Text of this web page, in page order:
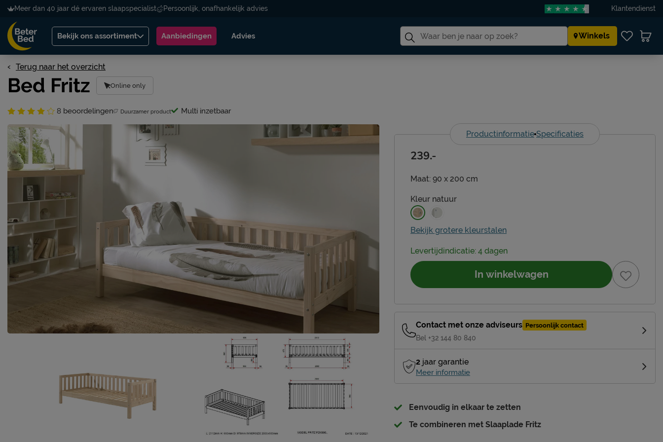
Meer dan 40 jaar dé ervaren slaapspecialist Persoonlijk, onafhankelijk advies Klantendienst
Bekijk ons assortiment Aanbiedingen Advies Winkels
Terug naar het overzicht
Bed Fritz Online only
8 beoordelingen Duurzamer product Multi inzetbaar
Productinformatie Specificaties
Maat: 90 x 200 cm
Kleur natuur
Bekijk grotere kleurstalen
239.-
Levertijdindicatie: 4 dagen
In winkelwagen
Contact met onze adviseurs Persoonlijk contact
Bel +32 144 80 840
2 jaar garantie
Meer informatie
Eenvoudig in elkaar te zetten
Te combineren met Slaaplade Fritz